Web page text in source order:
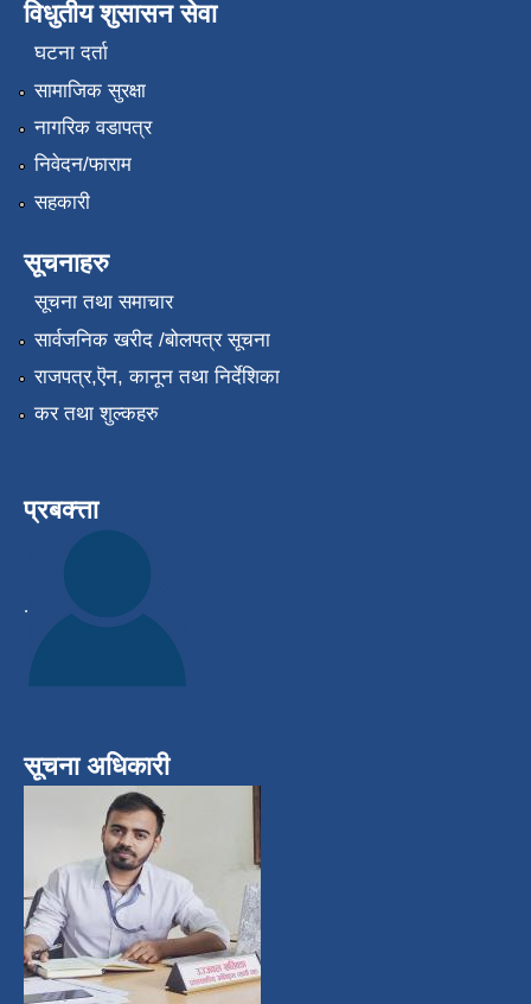
विधुतीय शुसासन सेवा
घटना दर्ता
सामाजिक सुरक्षा
नागरिक वडापत्र
निवेदन/फाराम
सहकारी
सूचनाहरु
सूचना तथा समाचार
सार्वजनिक खरीद /बोलपत्र सूचना
राजपत्र,ऎन, कानून तथा निर्देशिका
कर तथा शुल्कहरु
प्रबक्त्ता
.
सूचना अधिकारी